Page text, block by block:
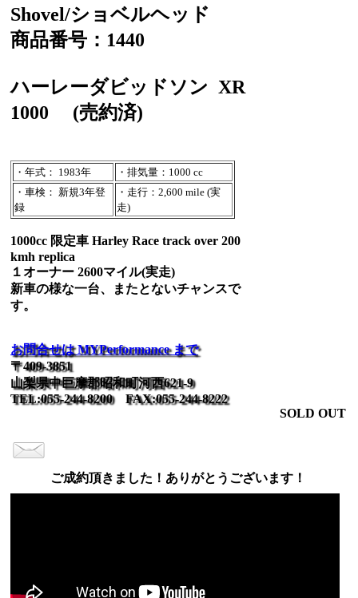
Shovel/ショベルヘッド
商品番号：1440
ハーレーダビッドソン XR
1000
(売約済)
・年式： 1983年
・排気量：1000 cc
・車検： 新規3年登
録
・走行：2,600 mile (実
走)
1000cc 限定車 Harley Race track over 200
kmh replica
１オーナー 2600マイル(実走)
新車の様な一台、またとないチャンスで
す。
お問合せは MYPerformance まで
〒409-3851
山梨県中巨摩郡昭和町河西621-9
TEL:055-244-8200 FAX:055-244-8222
SOLD OUT
ご成約頂きました！ありがとうございます！